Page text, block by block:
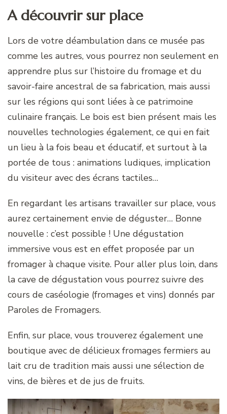
A découvrir sur place
Lors de votre déambulation dans ce musée pas
comme les autres, vous pourrez non seulement en
apprendre plus sur l’histoire du fromage et du
savoir-faire ancestral de sa fabrication, mais aussi
sur les régions qui sont liées à ce patrimoine
culinaire français. Le bois est bien présent mais les
nouvelles technologies également, ce qui en fait
un lieu à la fois beau et éducatif, et surtout à la
portée de tous : animations ludiques, implication
du visiteur avec des écrans tactiles…
En regardant les artisans travailler sur place, vous
aurez certainement envie de déguster… Bonne
nouvelle : c’est possible ! Une dégustation
immersive vous est en effet proposée par un
fromager à chaque visite. Pour aller plus loin, dans
la cave de dégustation vous pourrez suivre des
cours de caséologie (fromages et vins) donnés par
Paroles de Fromagers.
Enfin, sur place, vous trouverez également une
boutique avec de délicieux fromages fermiers au
lait cru de tradition mais aussi une sélection de
vins, de bières et de jus de fruits.